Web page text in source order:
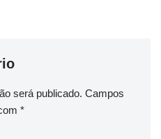
será publicado. Campos
*